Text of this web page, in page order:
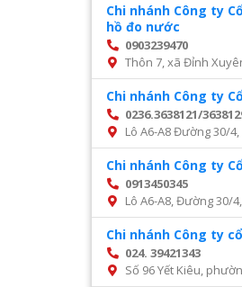
Chi nhánh Công ty
hồ đo nước
0903239470
Thôn 7, xã Đỉnh
Chi nhánh Công ty
0236.3638121/
Lô A6-A8 Đường 30/
Chi nhánh Công ty
0913450345
Lô A6-A8, Đường 30/
Chi nhánh Công ty
024. 39421343
Số 96 Yết Kiêu,